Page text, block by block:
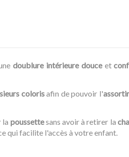
doublure intérieure douceet
colorisafin de pouvoir l'
la poussettesans avoir à retirer la
qui facilite l'accès à votre enfant.